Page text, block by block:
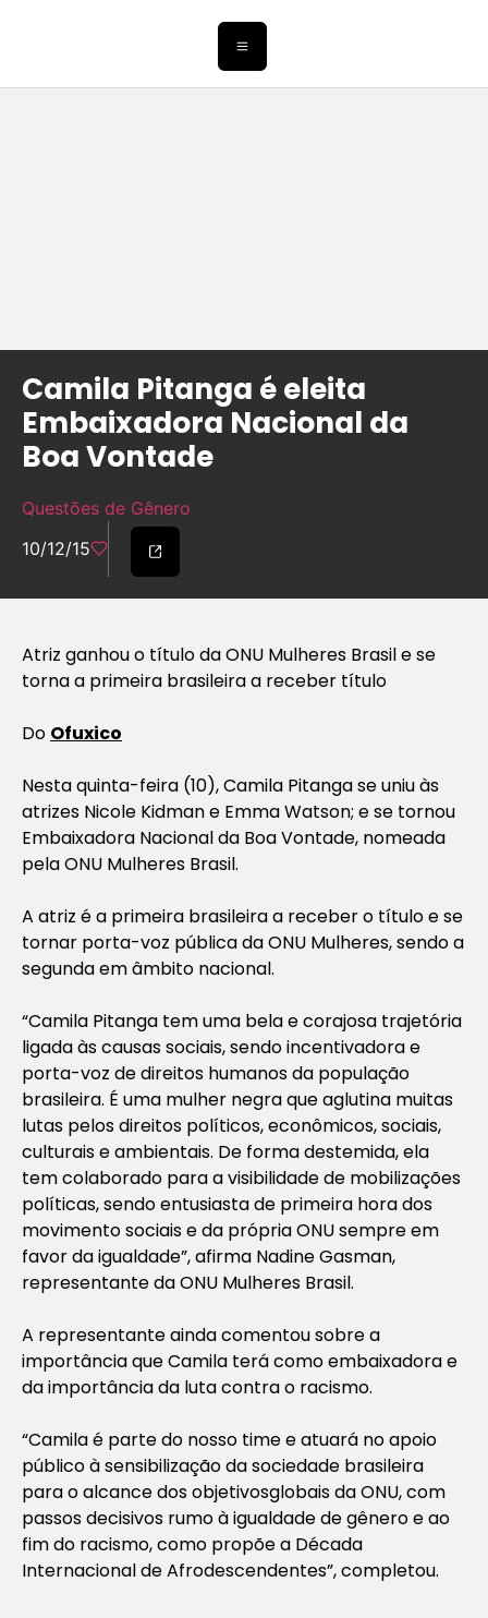
Camila Pitanga é eleita
Embaixadora Nacional da
Boa Vontade
Questões de Gênero
10/12/15
Atriz ganhou o título da ONU Mulheres Brasil e se
torna a primeira brasileira a receber título
Do Ofuxico
Nesta quinta-feira (10), Camila Pitanga se uniu às
atrizes Nicole Kidman e Emma Watson; e se tornou
Embaixadora Nacional da Boa Vontade, nomeada
pela ONU Mulheres Brasil.
A atriz é a primeira brasileira a receber o título e se
tornar porta-voz pública da ONU Mulheres, sendo a
segunda em âmbito nacional.
“Camila Pitanga tem uma bela e corajosa trajetória
ligada às causas sociais, sendo incentivadora e
porta-voz de direitos humanos da população
brasileira. É uma mulher negra que aglutina muitas
lutas pelos direitos políticos, econômicos, sociais,
culturais e ambientais. De forma destemida, ela
tem colaborado para a visibilidade de mobilizações
políticas, sendo entusiasta de primeira hora dos
movimento sociais e da própria ONU sempre em
favor da igualdade”, afirma Nadine Gasman,
representante da ONU Mulheres Brasil.
A representante ainda comentou sobre a
importância que Camila terá como embaixadora e
da importância da luta contra o racismo.
“Camila é parte do nosso time e atuará no apoio
público à sensibilização da sociedade brasileira
para o alcance dos objetivosglobais da ONU, com
passos decisivos rumo à igualdade de gênero e ao
fim do racismo, como propõe a Década
Internacional de Afrodescendentes”, completou.